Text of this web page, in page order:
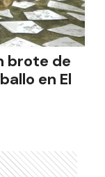
brote de
en El